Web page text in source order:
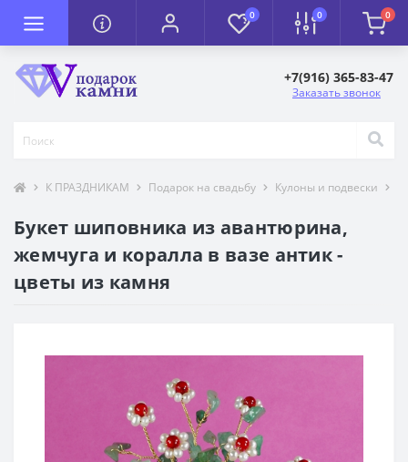
0 0 0
+7(916) 365-83-47
Заказать звонок
К ПРАЗДНИКАМ Подарок на свадьбу Кулоны и подвески
Букет шиповника из авантюрина,
жемчуга и коралла в вазе антик -
цветы из камня